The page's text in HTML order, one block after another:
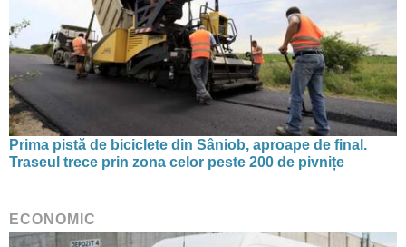
Prima pistă de biciclete din Sâniob, aproape de final.
Traseul trece prin zona celor peste 200 de pivnițe
ECONOMIC